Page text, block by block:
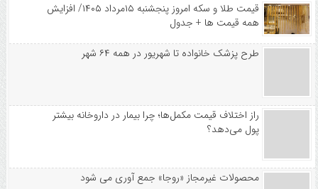
قیمت طلا و سکه امروز پنجشنبه ۱۵مرداد ۱۴۰۵/ افزایش
همه قیمت ها + جدول
طرح پزشک خانواده تا شهریور در همه ۶۴ شهر
راز اختلاف قیمت مکمل‌ها؛ چرا بیمار در داروخانه بیشتر
پول می‌دهد؟
محصولات غیرمجاز «روجا» جمع آوری می شود